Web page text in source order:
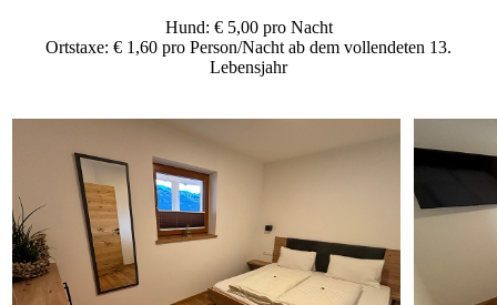
Hund: € 5,00 pro Nacht
Ortstaxe: € 1,60 pro Person/Nacht ab dem vollendeten 13.
Lebensjahr